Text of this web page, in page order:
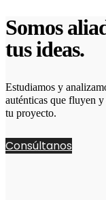
Somos
tus ideas.
Estudiamos y
auténticas que fluyen
tu proyecto.
Consúltanos